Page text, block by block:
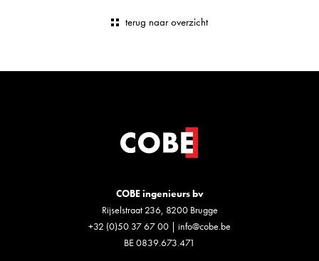
terug naar overzicht
COBE ingenieurs bv
Rijselstraat 236, 8200 Brugge
+32 (0)50 37 67 00 | info@cobe.be
BE 0839.673.471